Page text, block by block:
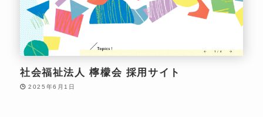
社会福祉法人 檸檬会 採用サイト
2025年6月1日